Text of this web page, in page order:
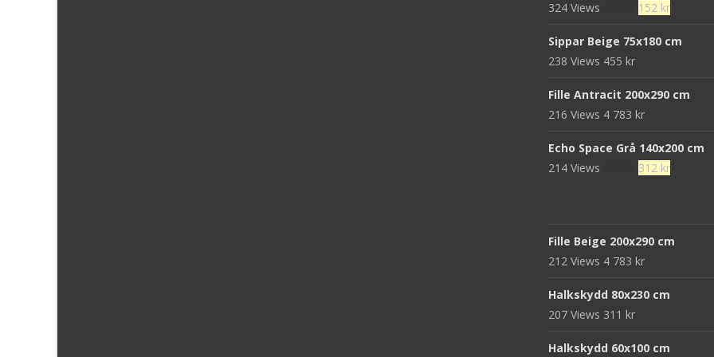
680 kr.439 kr.
324 Views
Det
priset
152 krDet
priset
Sippar Beige 75x180 cm
238 Views 455 kr
Fille Antracit 200x290 cm
216 Views 4 783 kr
Echo Space Grå 140x200 cm
214 Views
Det
952 kr.
312 krDet
312 kr.
Fille Beige 200x290 cm
212 Views 4 783 kr
Halkskydd 80x230 cm
207 Views 311 kr
Halkskydd 60x100 cm